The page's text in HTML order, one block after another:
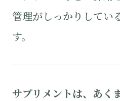
管理がしっかりしてい
す。
サプリメントは、あく